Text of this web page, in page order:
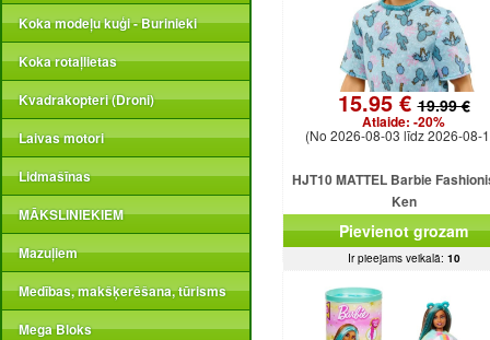
Koka modeļu kuģi - Burinieki
Koka rotaļlietas
Kvadrakopteri (Droni)
Laivas motori
Lidmašīnas
MĀKSLINIEKIEM
Mazuļiem
Medības, makšķerēšana, tūrisms
Mega Bloks
15.95 €19.99 €
Atlaide: -20%
(No 2026-08-03 līdz 2026-08-
HJT10 MATTEL Barbie
Ken
Pievienot grozam
Ir pieejams veikalā: 10